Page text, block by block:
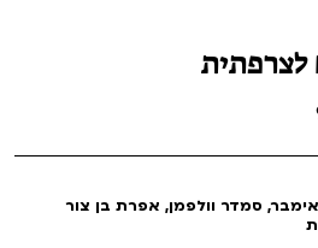
לצרפתית
סמדר וולפמן, אפרת בן צור